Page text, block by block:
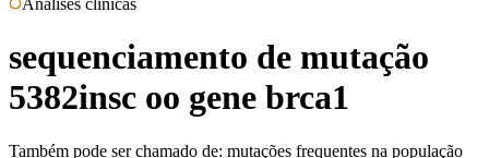
Análises clínicas
sequenciamento de mutação
5382insc oo gene brca1
Também pode ser chamado de: mutações frequentes na população